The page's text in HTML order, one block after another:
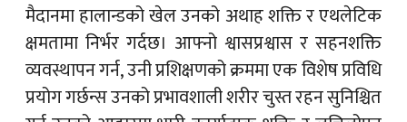
मैदानमा हालान्डको खेल उनको अथाह शक्ति र एथलेटिक
क्षमतामा निर्भर गर्दछ। आफ्नो श्वासप्रश्वास र सहनशक्ति
व्यवस्थापन गर्न, उनी प्रशिक्षणको क्रममा एक विशेष प्रविधि
प्रयोग गर्छन्स उनको प्रभावशाली शरीर चुस्त रहन सुनिश्चित